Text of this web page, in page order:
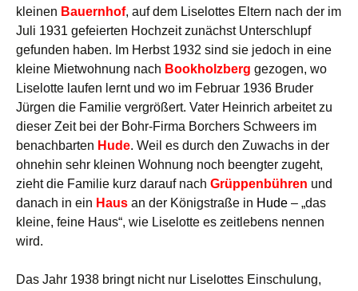
kleinen Bauernhof, auf dem Liselottes Eltern nach der im
Juli 1931 gefeierten Hochzeit zunächst Unterschlupf
gefunden haben. Im Herbst 1932 sind sie jedoch in eine
kleine Mietwohnung nach Bookholzberg gezogen, wo
Liselotte laufen lernt und wo im Februar 1936 Bruder
Jürgen die Familie vergrößert. Vater Heinrich arbeitet zu
dieser Zeit bei der Bohr-Firma Borchers Schweers im
benachbarten Hude. Weil es durch den Zuwachs in der
ohnehin sehr kleinen Wohnung noch beengter zugeht,
zieht die Familie kurz darauf nach Grüppenbühren und
danach in ein Haus an der Königstraße in Hude – „das
kleine, feine Haus“, wie Liselotte es zeitlebens nennen
wird.
Das Jahr 1938 bringt nicht nur Liselottes Einschulung,